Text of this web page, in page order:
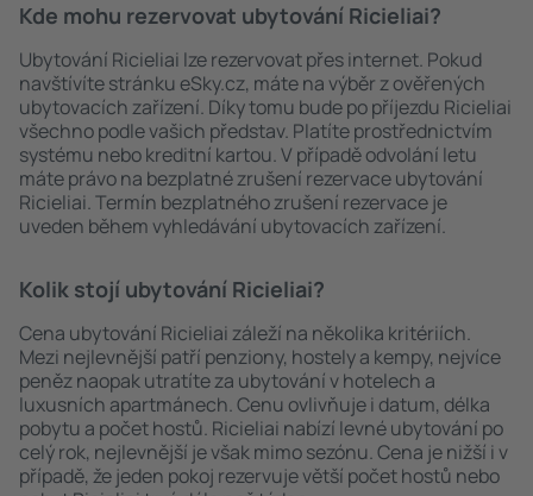
Kde mohu rezervovat ubytování Ricieliai?
Ubytování Ricieliai lze rezervovat přes internet. Pokud
navštívíte stránku eSky.cz, máte na výběr z ověřených
ubytovacích zařízení. Díky tomu bude po příjezdu Ricieliai
všechno podle vašich představ. Platíte prostřednictvím
systému nebo kreditní kartou. V případě odvolání letu
máte právo na bezplatné zrušení rezervace ubytování
Ricieliai. Termín bezplatného zrušení rezervace je
uveden během vyhledávání ubytovacích zařízení.
Kolik stojí ubytování Ricieliai?
Cena ubytování Ricieliai záleží na několika kritériích.
Mezi nejlevnější patří penziony, hostely a kempy, nejvíce
peněz naopak utratíte za ubytování v hotelech a
luxusních apartmánech. Cenu ovlivňuje i datum, délka
pobytu a počet hostů. Ricieliai nabízí levné ubytování po
celý rok, nejlevnější je však mimo sezónu. Cena je nižší i v
případě, že jeden pokoj rezervuje větší počet hostů nebo